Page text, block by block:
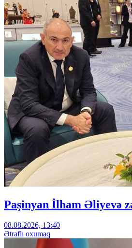
Paşinyan İlham Əliyevə
08.08.2026, 13:40
Ətraflı oxumaq